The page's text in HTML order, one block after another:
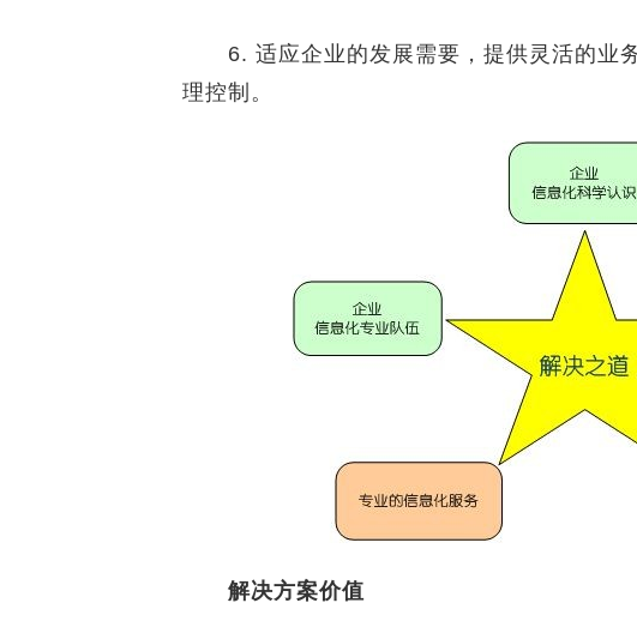
6. 适应企业的发展需要，提供灵活的业
理控制。
解决方案价值